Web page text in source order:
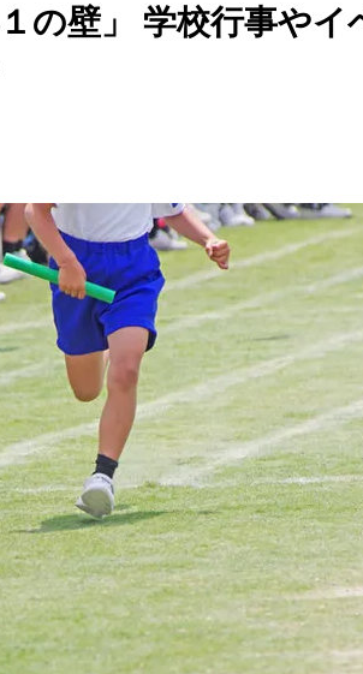
の壁」 学校行事や